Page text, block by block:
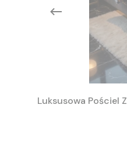
Luksusowa Pościel